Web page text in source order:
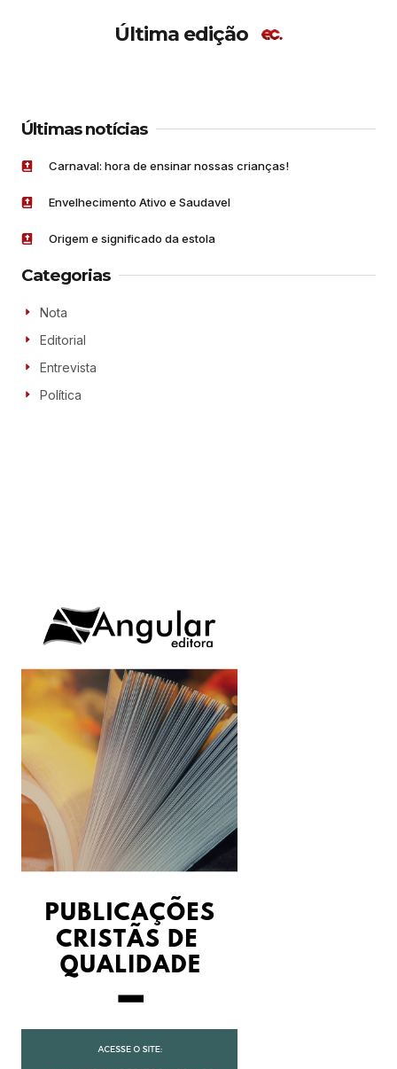
Última edição
Últimas notícias
Carnaval: hora de ensinar nossas crianças!
Envelhecimento Ativo e Saudavel
Origem e significado da estola
Categorias
Nota
Editorial
Entrevista
Política